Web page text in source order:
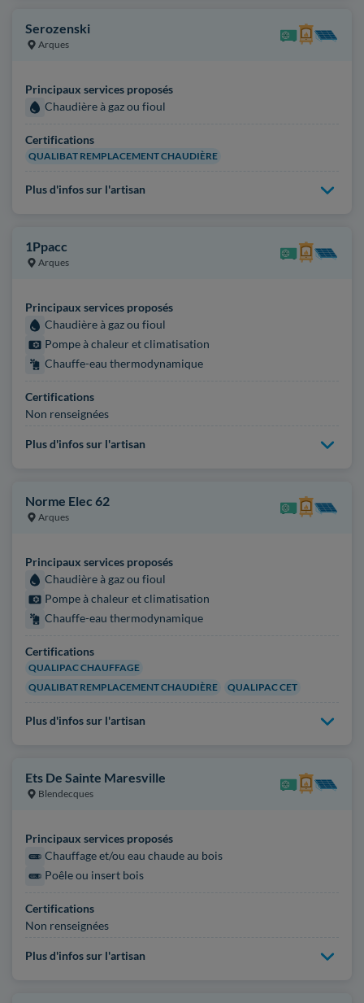
Serozenski
Arques
Principaux services proposés
Chaudière à gaz ou fioul
Certifications
QUALIBAT REMPLACEMENT CHAUDIÈRE
Plus d'infos sur l'artisan
1Ppacc
Arques
Principaux services proposés
Chaudière à gaz ou fioul
Pompe à chaleur et climatisation
Chauffe-eau thermodynamique
Certifications
Non renseignées
Plus d'infos sur l'artisan
Norme Elec 62
Arques
Principaux services proposés
Chaudière à gaz ou fioul
Pompe à chaleur et climatisation
Chauffe-eau thermodynamique
Certifications
QUALIPAC CHAUFFAGE
QUALIBAT REMPLACEMENT CHAUDIÈRE
QUALIPAC CET
Plus d'infos sur l'artisan
Ets De Sainte Maresville
Blendecques
Principaux services proposés
Chauffage et/ou eau chaude au bois
Poêle ou insert bois
Certifications
Non renseignées
Plus d'infos sur l'artisan